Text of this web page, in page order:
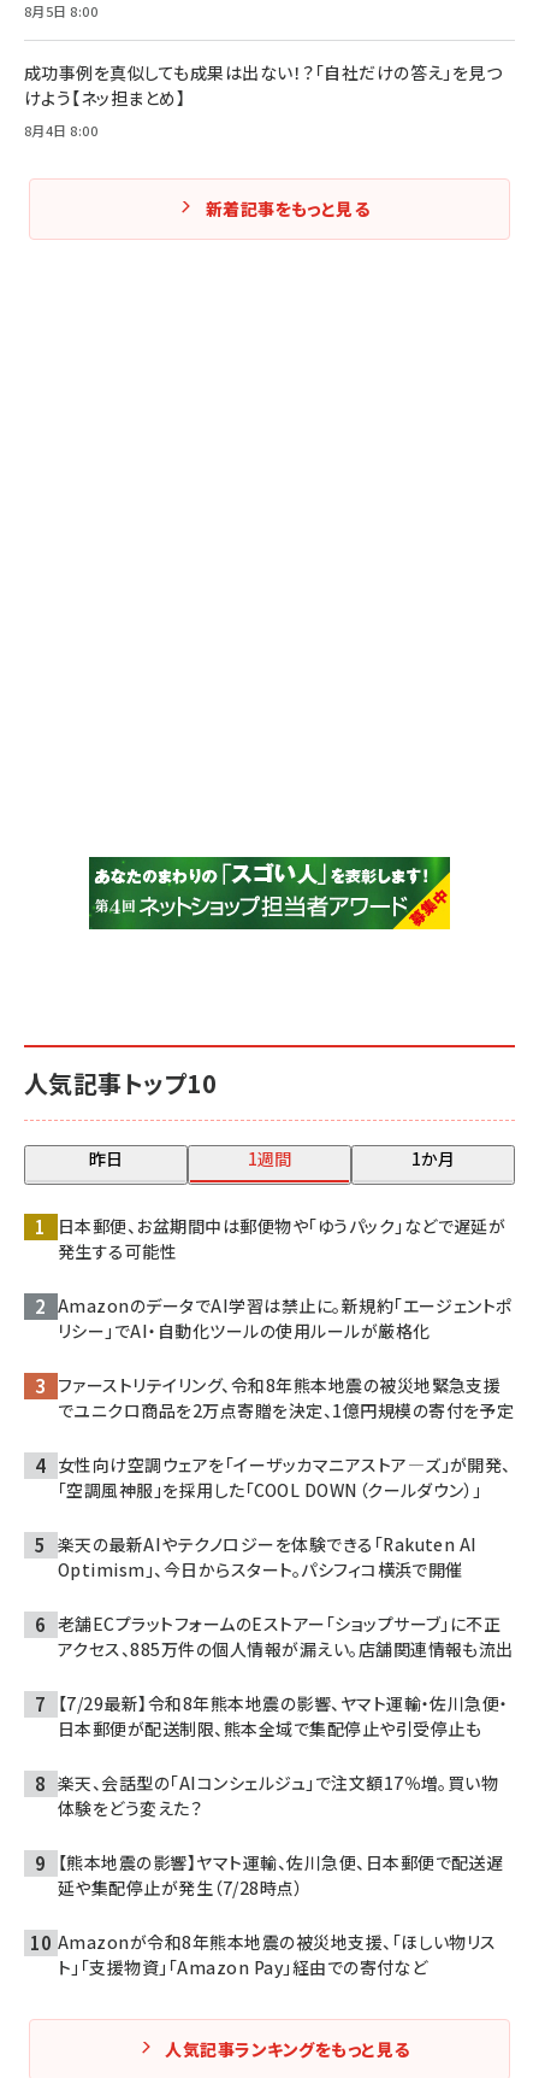
人気記事トップ10
昨日 1週間 1か月
日本郵便、お盆期間中は郵便物や「ゆうパック」などで遅延が
発生する可能性
AmazonのデータでAI学習は禁止に。新規約「エージェントポ
リシー」でAI・自動化ツールの使用ルールが厳格化
ファーストリテイリング、令和8年熊本地震の被災地緊急支援
でユニクロ商品を2万点寄贈を決定、1億円規模の寄付を予定
女性向け空調ウェアを「イーザッカマニアストア―ズ」が開発、
「空調風神服」を採用した「COOL DOWN（クールダウン）」
楽天の最新AIやテクノロジーを体験できる「Rakuten AI
Optimism」、今日からスタート。パシフィコ横浜で開催
老舗ECプラットフォームのEストアー「ショップサーブ」に不正
アクセス、885万件の個人情報が漏えい。店舗関連情報も流出
【7/29最新】令和8年熊本地震の影響、ヤマト運輸・佐川急便・
日本郵便が配送制限、熊本全域で集配停止や引受停止も
楽天、会話型の「AIコンシェルジュ」で注文額17％増。買い物
体験をどう変えた？
【熊本地震の影響】ヤマト運輸、佐川急便、日本郵便で配送遅
延や集配停止が発生（7/28時点）
Amazonが令和8年熊本地震の被災地支援、「ほしい物リス
ト」「支援物資」「Amazon Pay」経由での寄付など
人気記事ランキングをもっと見る
8月5日 8:00
成功事例を真似しても成果は出ない！？「自社だけの答え」を見つ
けよう【ネッ担まとめ】
8月4日 8:00
新着記事をもっと見る